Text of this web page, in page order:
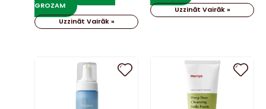
GROZAM
Uzzināt Vairāk »
Uzzināt Vairāk »